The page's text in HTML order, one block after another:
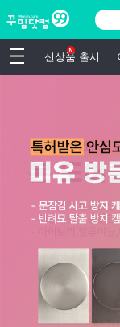
신상품 출시